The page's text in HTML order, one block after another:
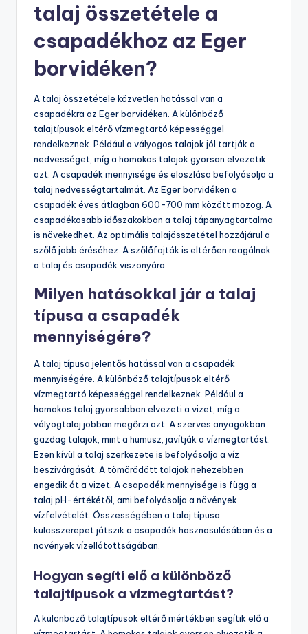
talaj összetétele a
csapadékhoz az Eger
borvidéken?
A talaj összetétele közvetlen hatással van a
csapadékra az Eger borvidéken. A különböző
talajtípusok eltérő vízmegtartó képességgel
rendelkeznek. Például a vályogos talajok jól tartják a
nedvességet, míg a homokos talajok gyorsan elvezetik
azt. A csapadék mennyisége és eloszlása befolyásolja a
talaj nedvességtartalmát. Az Eger borvidéken a
csapadék éves átlagban 600-700 mm között mozog. A
csapadékosabb időszakokban a talaj tápanyagtartalma
is növekedhet. Az optimális talajösszetétel hozzájárul a
szőlő jobb éréséhez. A szőlőfajták is eltérően reagálnak
a talaj és csapadék viszonyára.
Milyen hatásokkal jár a talaj
típusa a csapadék
mennyiségére?
A talaj típusa jelentős hatással van a csapadék
mennyiségére. A különböző talajtípusok eltérő
vízmegtartó képességgel rendelkeznek. Például a
homokos talaj gyorsabban elvezeti a vizet, míg a
vályogtalaj jobban megőrzi azt. A szerves anyagokban
gazdag talajok, mint a humusz, javítják a vízmegtartást.
Ezen kívül a talaj szerkezete is befolyásolja a víz
beszivárgását. A tömörödött talajok nehezebben
engedik át a vizet. A csapadék mennyisége is függ a
talaj pH-értékétől, ami befolyásolja a növények
vízfelvételét. Összességében a talaj típusa
kulcsszerepet játszik a csapadék hasznosulásában és a
növények vízellátottságában.
Hogyan segíti elő a különböző
talajtípusok a vízmegtartást?
A különböző talajtípusok eltérő mértékben segítik elő a